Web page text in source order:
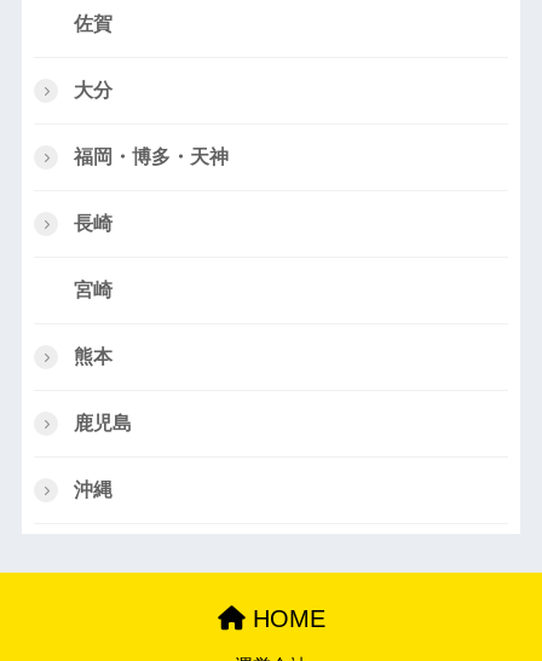
佐賀
大分
福岡・博多・天神
長崎
宮崎
熊本
鹿児島
沖縄
HOME